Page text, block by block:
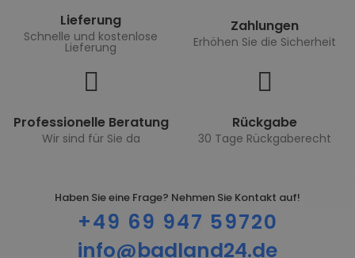
Lieferung
Schnelle und kostenlose
Lieferung
Zahlungen
Erhöhen Sie die Sicherheit
Professionelle Beratung
Wir sind für Sie da
Rückgabe
30 Tage Rückgaberecht
Haben Sie eine Frage? Nehmen Sie Kontakt auf!
+49 69 947 59720
info@badland24.de